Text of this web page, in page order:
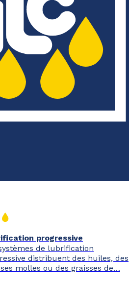
progressive
de lubrification
distribuent des huiles, des
molles ou des graisses de…